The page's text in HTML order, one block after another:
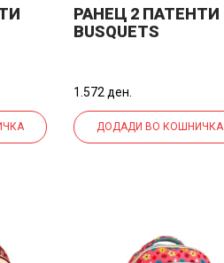
РАНЕЦ 2 ПАТЕНТИ
BUSQUETS
1.572 ден.
ДОДАДИ ВО КОШНИЧКА